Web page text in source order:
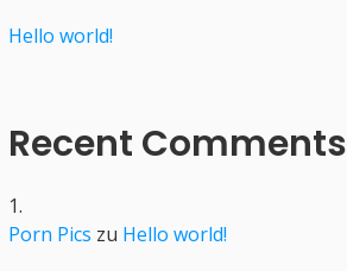
Hello world!
Recent Comments
Porn Pics zu Hello world!